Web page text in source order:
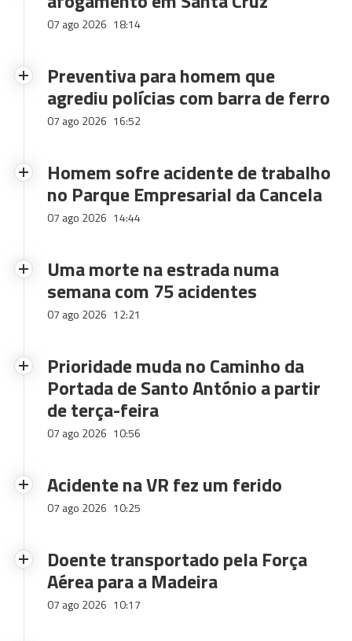
07 ago 2026 18:14
Preventiva para homem que
agrediu polícias com barra de ferro
07 ago 2026 16:52
Homem sofre acidente de trabalho
no Parque Empresarial da Cancela
07 ago 2026 14:44
Uma morte na estrada numa
semana com 75 acidentes
07 ago 2026 12:21
Prioridade muda no Caminho da
Portada de Santo António a partir
de terça-feira
07 ago 2026 10:56
Acidente na VR fez um ferido
07 ago 2026 10:25
Doente transportado pela Força
Aérea para a Madeira
07 ago 2026 10:17